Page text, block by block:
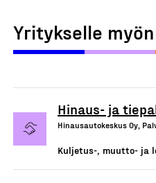
Yritykselle
Hinaus- ja
Hinausautokeskus Oy,
Kuljetus-, muutto- ja